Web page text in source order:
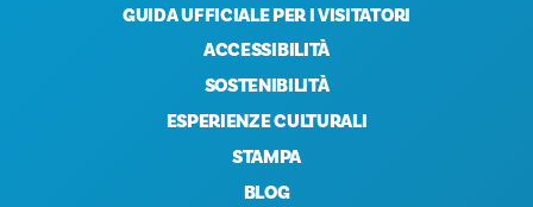
GUIDA UFFICIALE PER I VISITATORI
ACCESSIBILITÀ
SOSTENIBILITÀ
ESPERIENZE CULTURALI
STAMPA
BLOG